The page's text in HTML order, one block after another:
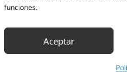
funciones.
Aceptar
Opiniones
Contáctanos